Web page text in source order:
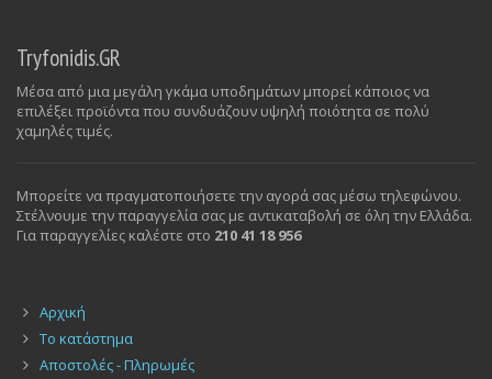
Tryfonidis.GR
Μέσα από μια μεγάλη γκάμα υποδημάτων μπορεί κάποιος να
επιλέξει προϊόντα που συνδυάζουν υψηλή ποιότητα σε πολύ
χαμηλές τιμές.
Μπορείτε να πραγματοποιήσετε την αγορά σας μέσω τηλεφώνου.
Στέλνουμε την παραγγελία σας με αντικαταβολή σε όλη την Ελλάδα.
Για παραγγελίες καλέστε στο 210 41 18 956
Αρχική
Το κατάστημα
Αποστολές - Πληρωμές